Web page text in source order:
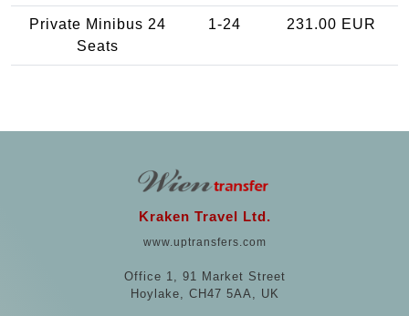
Private Minibus 24
Seats
1-24 231.00 EUR
Kraken Travel Ltd.
www.uptransfers.com
Office 1, 91 Market Street
Hoylake, CH47 5AA, UK